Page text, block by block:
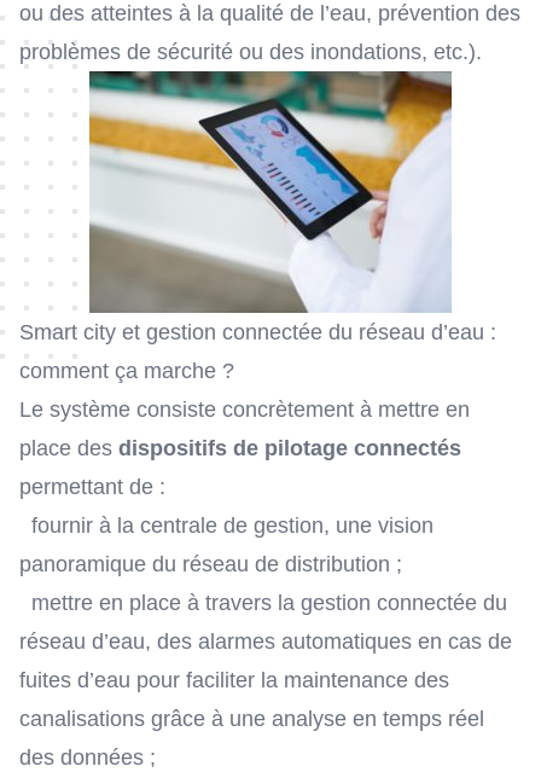
ou des atteintes à la qualité de l’eau, prévention des
problèmes de sécurité ou des inondations, etc.).
Smart city et gestion connectée du réseau d’eau :
comment ça marche ?
Le système consiste concrètement à mettre en
place des dispositifs de pilotage connectés
permettant de :
fournir à la centrale de gestion, une vision
panoramique du réseau de distribution ;
mettre en place à travers la gestion connectée du
réseau d’eau, des alarmes automatiques en cas de
fuites d’eau pour faciliter la maintenance des
canalisations grâce à une analyse en temps réel
des données ;